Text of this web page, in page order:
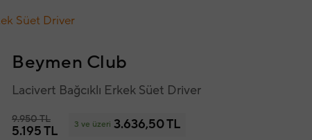
Süet Driver
Beymen Club
Lacivert Bağcıklı Erkek Süet Driver
9.950 TL
5.195 TL 3 ve üzeri 3.636,50 TL